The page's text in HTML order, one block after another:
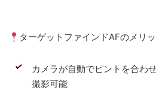
ターゲットファインドAFのメリ
カメラが自動でピントを合わ
撮影可能